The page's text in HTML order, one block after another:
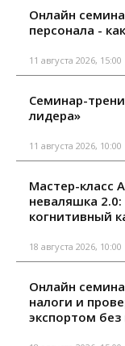
Онлайн
персонала -
11 августа 2026, 15:00
Семинар-
лидера»
11 августа 2026, 10:00
Мастер-класс
неваляшка
когнитивный
18 августа 2026, 10:00
Онлайн
налоги и
экспортом